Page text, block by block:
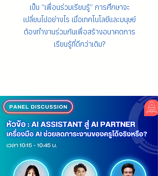
เป็น “เพื่อนร่วมเรียนรู้” การศึกษาจะ
เปลี่ยนไปอย่างไร เมื่อเทคโนโลยีและมนุษย์
ต้องทำงานร่วมกันเพื่อสร้างอนาคตการ
เรียนรู้ที่ดีกว่าเดิม?